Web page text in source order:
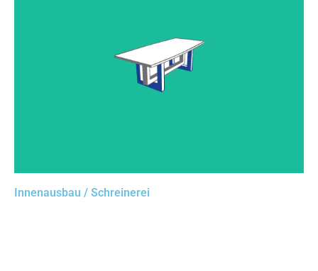
Auf der einen Seite ein freies Designtool, auf der
anderen Seite die Möglichkeit, Ihre Standardmöbel zu
parametrisieren, was Schnelligkeit und Kreativität
miteinander verbindet.
Innenausbau / Schreinerei